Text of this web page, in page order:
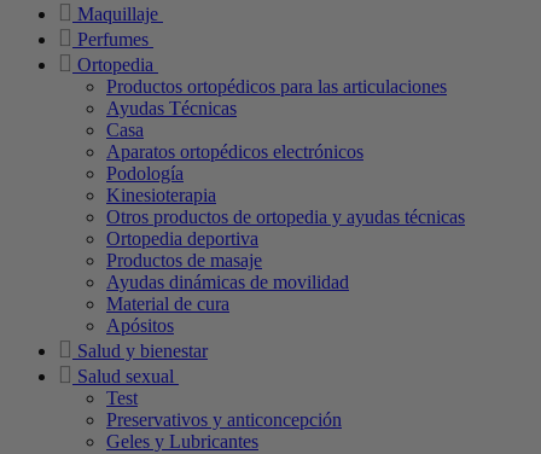
Maquillaje
Perfumes
Ortopedia
Productos ortopédicos para las articulaciones
Ayudas Técnicas
Casa
Aparatos ortopédicos electrónicos
Podología
Kinesioterapia
Otros productos de ortopedia y ayudas técnicas
Ortopedia deportiva
Productos de masaje
Ayudas dinámicas de movilidad
Material de cura
Apósitos
Salud y bienestar
Salud sexual
Test
Preservativos y anticoncepción
Geles y Lubricantes